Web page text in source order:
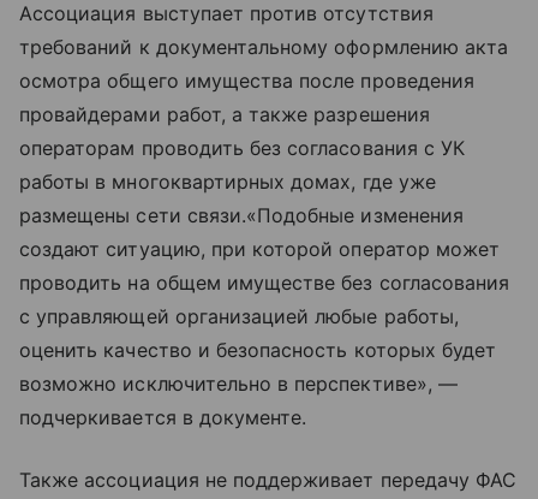
Ассоциация выступает против отсутствия
требований к документальному оформлению акта
осмотра общего имущества после проведения
провайдерами работ, а также разрешения
операторам проводить без согласования с УК
работы в многоквартирных домах, где уже
размещены сети связи.«Подобные изменения
создают ситуацию, при которой оператор может
проводить на общем имуществе без согласования
с управляющей организацией любые работы,
оценить качество и безопасность которых будет
возможно исключительно в перспективе», —
подчеркивается в документе.
Также ассоциация не поддерживает передачу ФАС